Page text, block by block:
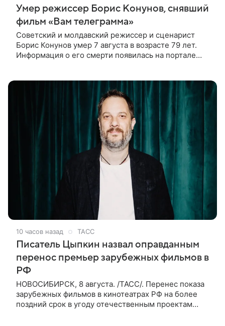
Умер режиссер Борис Конунов, снявший
фильм «Вам телеграмма»
Советский и молдавский режиссер и сценарист
Борис Конунов умер 7 августа в возрасте 79 лет.
Информация о его смерти появилась на портале
10 часов назад ТАСС
Писатель Цыпкин назвал оправданным
перенос премьер зарубежных фильмов в
РФ
НОВОСИБИРСК, 8 августа. /ТАСС/. Перенес показа
зарубежных фильмов в кинотеатрах РФ на более
поздний срок в угоду отечественным проектам